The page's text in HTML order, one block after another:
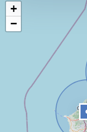
+
−